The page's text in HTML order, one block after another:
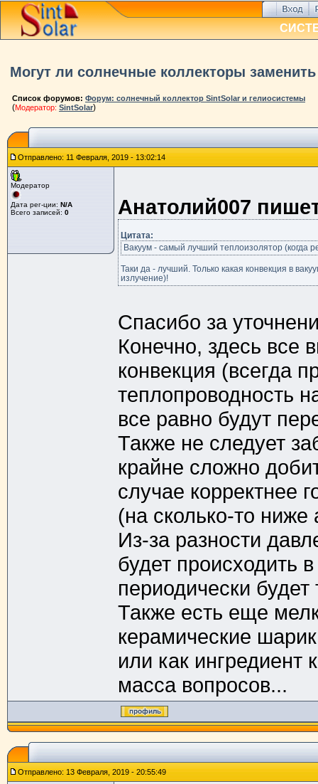
Могут ли солнечные коллекторы
Список форумов: Форум: солнечный коллектор SintSolar и гелиосистемы
(Модератор: SintSolar)
Отправлено: 11 Февраля, 2019 - 13:02:14
Модератор
Дата рег-ции: N/A
Всего записей: 0 Анатолий007
Цитата:
Вакуум - самый лучший теплоизолятор (когда
Таки да - лучший. Только какая конвекция в
излучение)!
Спасибо за
Конечно, здесь все
конвекция (всегда
теплопроводность
все равно будут
Также не следует
крайне сложно
случае корректнее
(на сколько-то
Из-за разности
будет происходить
периодически
Также есть еще
керамические
или как ингредиент
масса вопросов...
Отправлено: 13 Февраля, 2019 - 20:55:49